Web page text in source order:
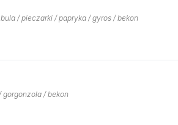
/ pieczarki / papryka / gyros / bekon
/ bekon